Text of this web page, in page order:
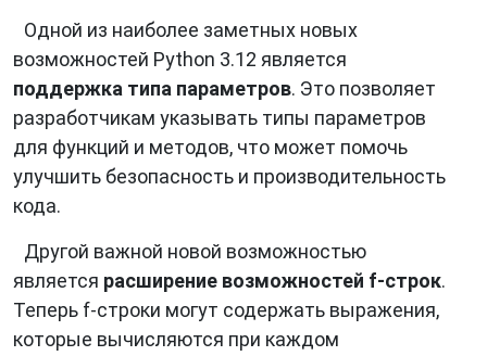
Одной из наиболее заметных новых
возможностей Python 3.12 является
поддержка типа параметров. Это позволяет
разработчикам указывать типы параметров
для функций и методов, что может помочь
улучшить безопасность и производительность
кода.
Другой важной новой возможностью
является расширение возможностей f-строк.
Теперь f-строки могут содержать выражения,
которые вычисляются при каждом